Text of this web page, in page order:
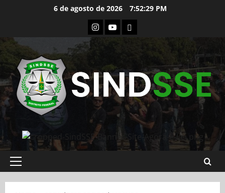
6 de agosto de 2026 7:52:30 PM
Instagram
YoutubeFlickr
Primary